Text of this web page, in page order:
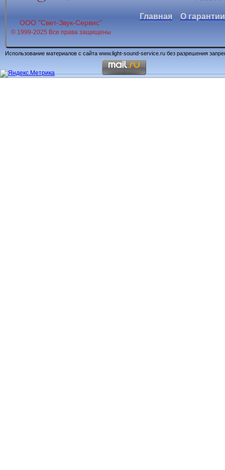
ООО "Свет-Звук-Сервис"
© 1999-2025 Все права защищены
Главная О гарантии
Использование материалов с сайта www.light-sound-service.ru без разрешения